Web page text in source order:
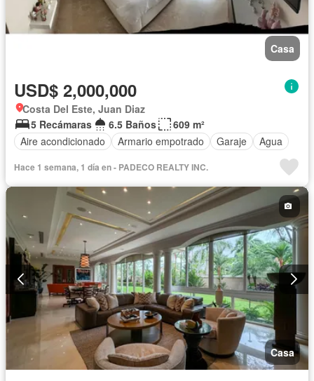
Casa
USD$ 2,000,000
Costa Del Este, Juan Diaz
5 Recámaras
6.5 Baños
609 m²
Aire acondicionado
Armario empotrado Garaje Agua
Hace 1 semana, 1 día en - PADECO REALTY INC.
Casa